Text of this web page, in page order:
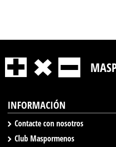
INFORMACIÓN
Contacte con nosotros
Club Maspormenos